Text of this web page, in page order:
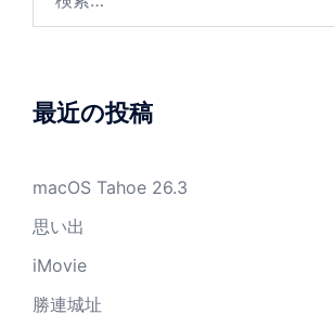
最近の投稿
macOS Tahoe 26.3
思い出
iMovie
勝連城址